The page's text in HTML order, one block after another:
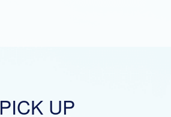
PICK UP